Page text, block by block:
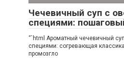
Чечевичный суп с
специями:
“`html Ароматный чечевичный
специями: согревающая
промозгло